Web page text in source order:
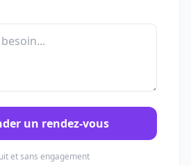
un rendez-vous
et sans engagement